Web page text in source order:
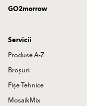
GO2morrow
Servicii
Produse A-Z
Broșuri
Fișe Tehnice
MosaikMix